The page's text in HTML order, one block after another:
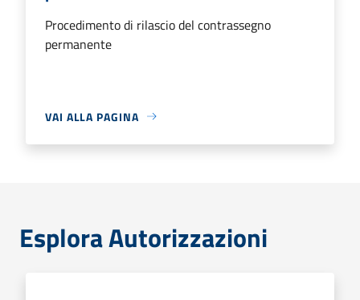
Procedimento di rilascio del contrassegno
permanente
VAI ALLA PAGINA
Esplora Autorizzazioni